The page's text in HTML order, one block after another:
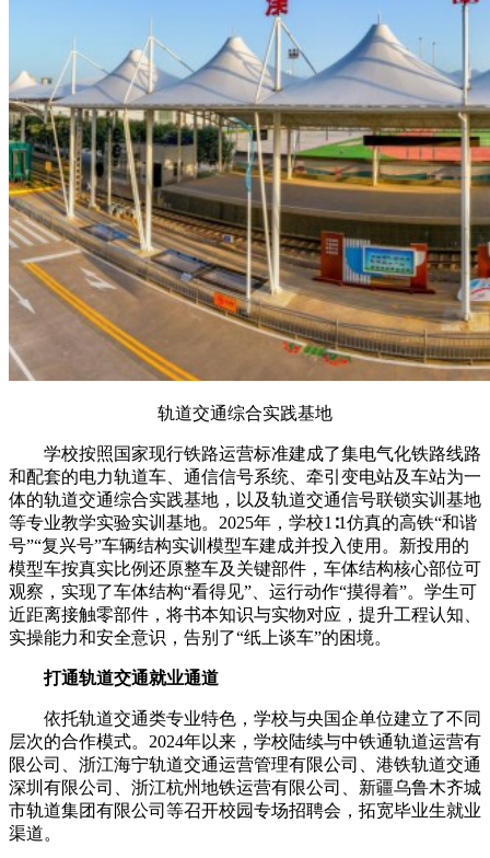
轨道交通综合实践基地
学校按照国家现行铁路运营标准建成了集电气化铁路线路
和配套的电力轨道车、通信信号系统、牵引变电站及车站为一
体的轨道交通综合实践基地，以及轨道交通信号联锁实训基地
等专业教学实验实训基地。2025年，学校1∶1仿真的高铁“和谐
号”“复兴号”车辆结构实训模型车建成并投入使用。新投用的
模型车按真实比例还原整车及关键部件，车体结构核心部位可
观察，实现了车体结构“看得见”、运行动作“摸得着”。学生可
近距离接触零部件，将书本知识与实物对应，提升工程认知、
实操能力和安全意识，告别了“纸上谈车”的困境。
打通轨道交通就业通道
依托轨道交通类专业特色，学校与央国企单位建立了不同
层次的合作模式。2024年以来，学校陆续与中铁通轨道运营有
限公司、浙江海宁轨道交通运营管理有限公司、港铁轨道交通
深圳有限公司、浙江杭州地铁运营有限公司、新疆乌鲁木齐城
市轨道集团有限公司等召开校园专场招聘会，拓宽毕业生就业
渠道。